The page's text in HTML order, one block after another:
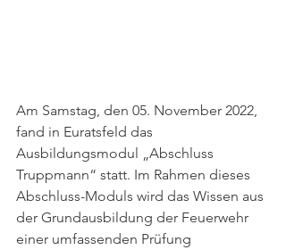
Am Samstag, den 05. November 2022,
fand in Euratsfeld das
Ausbildungsmodul „Abschluss
Truppmann“ statt. Im Rahmen dieses
Abschluss-Moduls wird das Wissen aus
der Grundausbildung der Feuerwehr
einer umfassenden Prüfung